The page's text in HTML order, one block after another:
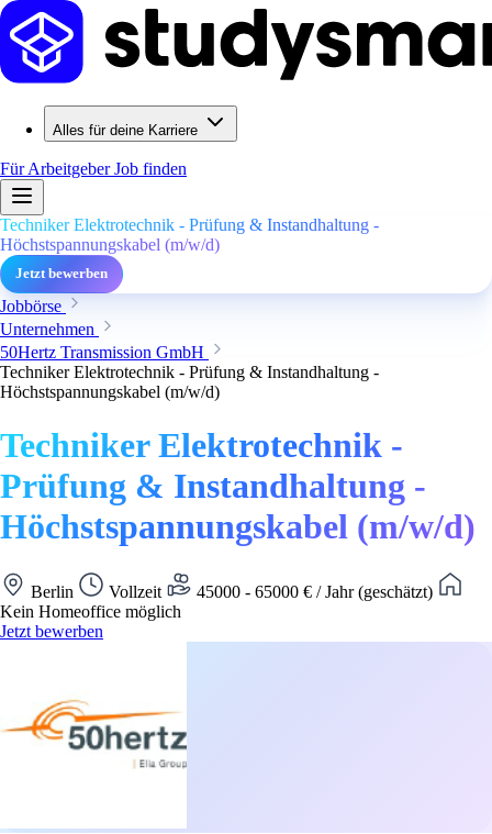
Alles für deine Karriere
Für ArbeitgeberJob finden
Techniker Elektrotechnik - Prüfung & Instandhaltung -
Höchstspannungskabel (m/w/d)
Jetzt bewerben
Jobbörse
Unternehmen
50Hertz Transmission GmbH
Techniker Elektrotechnik - Prüfung & Instandhaltung -
Höchstspannungskabel (m/w/d)
Techniker Elektrotechnik -
Prüfung & Instandhaltung -
Höchstspannungskabel (m/w/d)
Berlin Vollzeit
45000 - 65000 € / Jahr (geschätzt)
Kein Homeoffice möglich
Jetzt bewerben